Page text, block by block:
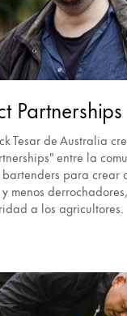
Partnerships
Tesar de Australia
entre la
para crear
y menos
a los agricultores.